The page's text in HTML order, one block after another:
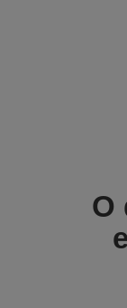
O